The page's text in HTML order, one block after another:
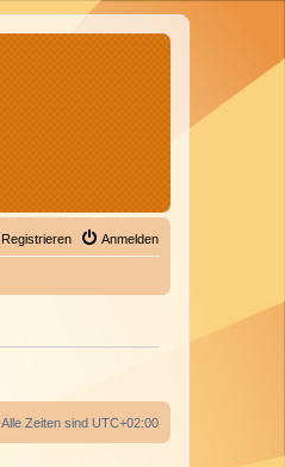
Anmelden
Registrieren
Alle Zeiten sind UTC+02:00